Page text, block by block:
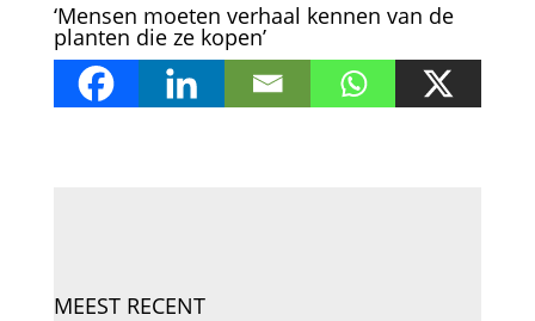
‘Mensen moeten verhaal kennen van de
planten die ze kopen’
MEEST RECENT